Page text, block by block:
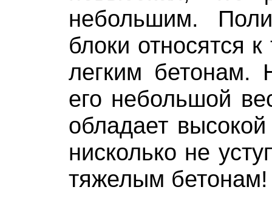
небольшим.
блоки относятся
легким бетонам.
его небольшой
обладает
нисколько не
тяжелым бетонам!